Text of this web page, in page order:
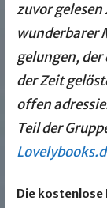
zuvor
wunderbarer
gelungen, der
der Zeit
offen
Teil der
Die kostenlose